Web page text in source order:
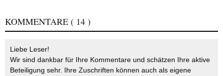
KOMMENTARE ( 14 )
Liebe Leser!
Wir sind dankbar für Ihre Kommentare und schätzen Ihre aktive
Beteiligung sehr. Ihre Zuschriften können auch als eigene